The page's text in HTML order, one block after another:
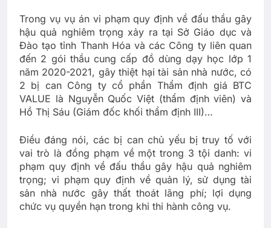
Trong vụ vụ án vi phạm quy định về đấu thầu gây
hậu quả nghiêm trọng xảy ra tại Sở Giáo dục và
Đào tạo tỉnh Thanh Hóa và các Công ty liên quan
đến 2 gói thầu cung cấp đồ dùng dạy học lớp 1
năm 2020-2021, gây thiệt hại tài sản nhà nước, có
2 bị can Công ty cổ phần Thẩm định giá BTC
VALUE là Nguyễn Quốc Việt (thẩm định viên) và
Hồ Thị Sáu (Giám đốc khối thẩm định III)…
Điều đáng nói, các bị can chủ yếu bị truy tố với
vai trò là đồng phạm về một trong 3 tội danh: vi
phạm quy định về đấu thầu gây hậu quả nghiêm
trọng; vi phạm quy định về quản lý, sử dụng tài
sản nhà nước gây thất thoát lãng phí; lợi dụng
chức vụ quyền hạn trong khi thi hành công vụ.